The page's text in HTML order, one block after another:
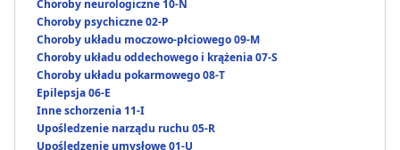
Choroby neurologiczne 10-N
Choroby psychiczne 02-P
Choroby układu moczowo-płciowego 09-M
Choroby układu oddechowego i krążenia 07-S
Choroby układu pokarmowego 08-T
Epilepsja 06-E
Inne schorzenia 11-I
Upośledzenie narządu ruchu 05-R
Upośledzenie umysłowe 01-U